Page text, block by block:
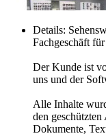
Details:
Fachgeschäft
Der Kunde ist
uns und der
Alle Inhalte
den
Dokumente,